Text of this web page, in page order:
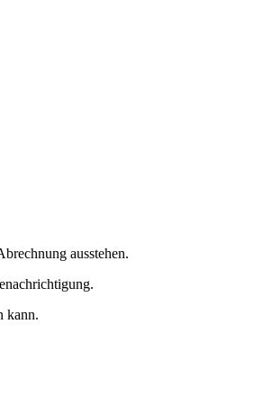
ausstehen.
kann.